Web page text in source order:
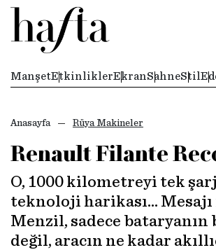
ManşetEtkinliklerEkranSahneStil
Anasayfa Rüya Makineler
Renault Filante
O, 1000 kilometreyi tek
teknoloji harikası… Mesajı
Menzil, sadece bataryanın
değil, aracın ne kadar